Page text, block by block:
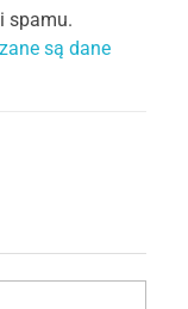
spamu.
są dane